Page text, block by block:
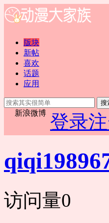
版块
新帖
喜欢
话题
应用
搜
新浪微博 登录
访问量0